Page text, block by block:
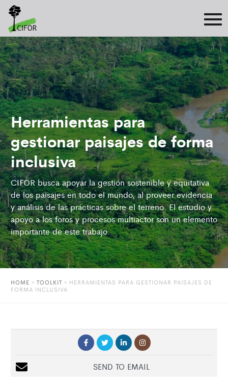
Herramientas para
gestionar paisajes de forma
inclusiva
CIFOR busca apoyar la gestión sostenible y equitativa
de los paisajes en todo el mundo, al proveer evidencia
y análisis de las prácticas sobre el terreno. El estudio y
apoyo a los foros y procesos multiactor son un elemento
importante de este trabajo.
HOME » TOOLKIT » HERRAMIENTAS PARA GESTIONAR PAISAJES DE
FORMA INCLUSIVA
SEND TO EMAIL